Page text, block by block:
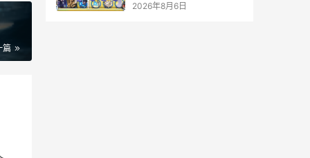
篇
2026年8月6日